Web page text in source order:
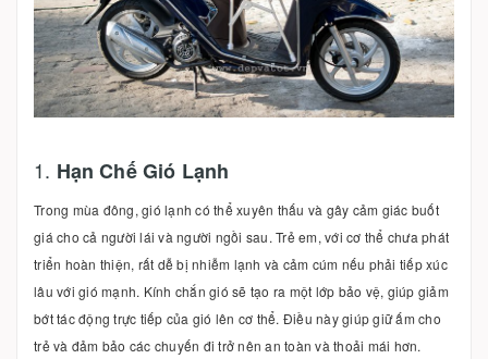
1. Hạn Chế Gió Lạnh
Trong mùa đông, gió lạnh có thể xuyên thấu và gây cảm giác buốt
giá cho cả người lái và người ngồi sau. Trẻ em, với cơ thể chưa phát
triển hoàn thiện, rất dễ bị nhiễm lạnh và cảm cúm nếu phải tiếp xúc
lâu với gió mạnh. Kính chắn gió sẽ tạo ra một lớp bảo vệ, giúp giảm
bớt tác động trực tiếp của gió lên cơ thể. Điều này giúp giữ ấm cho
trẻ và đảm bảo các chuyến đi trở nên an toàn và thoải mái hơn.